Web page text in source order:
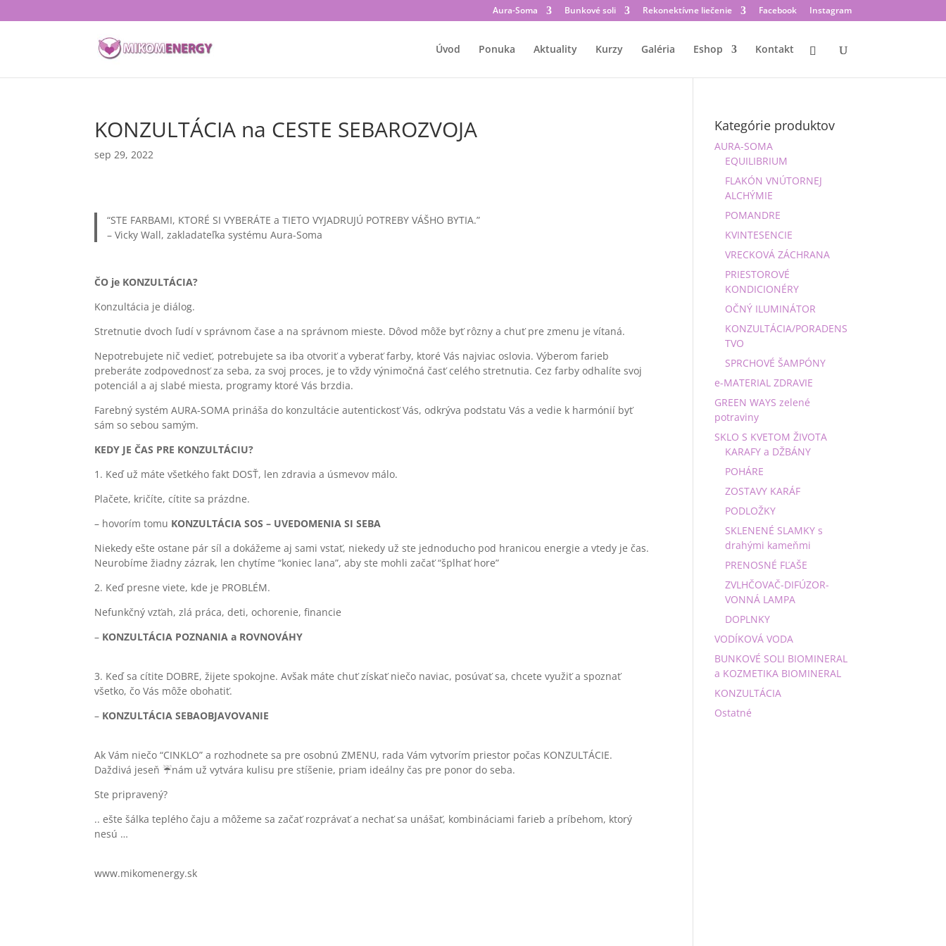
Aura-Soma Bunkové soli Rekonektívne liečenie Facebook Instagram
Úvod Ponuka Aktuality Kurzy Galéria Eshop Kontakt
KONZULTÁCIA na CESTE SEBAROZVOJA
sep 29, 2022
“STE FARBAMI, KTORÉ SI VYBERÁTE a TIETO VYJADRUJÚ POTREBY VÁŠHO BYTIA.”
– Vicky Wall, zakladateľka systému Aura-Soma
ČO je KONZULTÁCIA?
Konzultácia je diálog.
Stretnutie dvoch ľudí v správnom čase a na správnom mieste. Dôvod môže byť rôzny a chuť pre zmenu je vítaná.
Nepotrebujete nič vedieť, potrebujete sa iba otvoriť a vyberať farby, ktoré Vás najviac oslovia. Výberom farieb
preberáte zodpovednosť za seba, za svoj proces, je to vždy výnimočná časť celého stretnutia. Cez farby odhalíte svoj
potenciál a aj slabé miesta, programy ktoré Vás brzdia.
Farebný systém AURA-SOMA prináša do konzultácie autentickosť Vás, odkrýva podstatu Vás a vedie k harmónií byť
sám so sebou samým.
KEDY JE ČAS PRE KONZULTÁCIU?
1. Keď už máte všetkého fakt DOSŤ, len zdravia a úsmevov málo.
Plačete, kričíte, cítite sa prázdne.
– hovorím tomu KONZULTÁCIA SOS – UVEDOMENIA SI SEBA
Niekedy ešte ostane pár síl a dokážeme aj sami vstať, niekedy už ste jednoducho pod hranicou energie a vtedy je čas.
Neurobíme žiadny zázrak, len chytíme “koniec lana”, aby ste mohli začať “šplhať hore”
2. Keď presne viete, kde je PROBLÉM.
Nefunkčný vzťah, zlá práca, deti, ochorenie, financie
– KONZULTÁCIA POZNANIA a ROVNOVÁHY
3. Keď sa cítite DOBRE, žijete spokojne. Avšak máte chuť získať niečo naviac, posúvať sa, chcete využiť a spoznať
všetko, čo Vás môže obohatiť.
– KONZULTÁCIA SEBAOBJAVOVANIE
Ak Vám niečo “CINKLO” a rozhodnete sa pre osobnú ZMENU, rada Vám vytvorím priestor počas KONZULTÁCIE.
Daždivá jeseň ☔️nám už vytvára kulisu pre stíšenie, priam ideálny čas pre ponor do seba.
Ste pripravený?
.. ešte šálka teplého čaju a môžeme sa začať rozprávať a nechať sa unášať, kombináciami farieb a príbehom, ktorý
nesú …
www.mikomenergy.sk
Kategórie produktov
AURA-SOMA
EQUILIBRIUM
FLAKÓN VNÚTORNEJ
ALCHÝMIE
POMANDRE
KVINTESENCIE
VRECKOVÁ ZÁCHRANA
PRIESTOROVÉ
KONDICIONÉRY
OČNÝ ILUMINÁTOR
KONZULTÁCIA/PORADENS
TVO
SPRCHOVÉ ŠAMPÓNY
e-MATERIAL ZDRAVIE
GREEN WAYS zelené
potraviny
SKLO S KVETOM ŽIVOTA
KARAFY a DŽBÁNY
POHÁRE
ZOSTAVY KARÁF
PODLOŽKY
SKLENENÉ SLAMKY s
drahými kameňmi
PRENOSNÉ FĽAŠE
ZVLHČOVAČ-DIFÚZOR-
VONNÁ LAMPA
DOPLNKY
VODÍKOVÁ VODA
BUNKOVÉ SOLI BIOMINERAL
a KOZMETIKA BIOMINERAL
KONZULTÁCIA
Ostatné